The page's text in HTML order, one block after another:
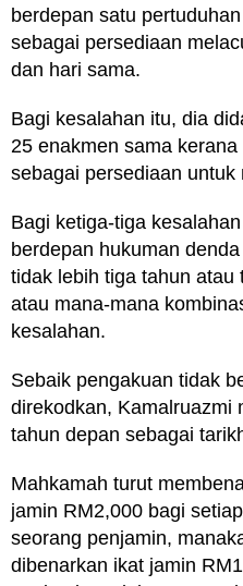
berdepan satu
sebagai persediaan
dan hari sama.
Bagi kesalahan itu, dia
25 enakmen sama
sebagai persediaan untuk
Bagi ketiga-tiga
berdepan hukuman
tidak lebih tiga tahun atau
atau mana-mana
kesalahan.
Sebaik pengakuan tidak
direkodkan, Kamalruazmi
tahun depan sebagai
Mahkamah turut
jamin RM2,000 bagi
seorang penjamin,
dibenarkan ikat jamin